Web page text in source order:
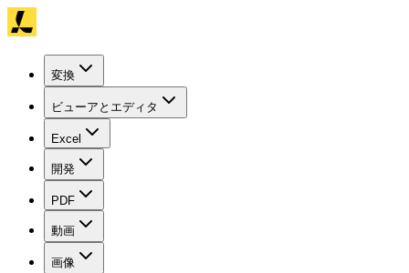
変換
ビューアとエディタ
Excel
開発
PDF
動画
画像